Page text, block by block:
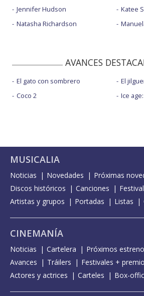
Jennifer Hudson
Natasha Richardson
Katee
AVANCES
El gato con sombrero
Coco 2
El
Ice
MUSICALIA
Noticias Novedades
Próximas
Discos históricos
Canciones
Artistas y grupos
Portadas Listas
CINEMANÍA
Noticias Cartelera Próximos
Avances
Tráilers
Festivales +
Actores y actrices
Carteles Box-